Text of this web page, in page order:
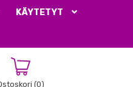
KÄYTETYT
(0)